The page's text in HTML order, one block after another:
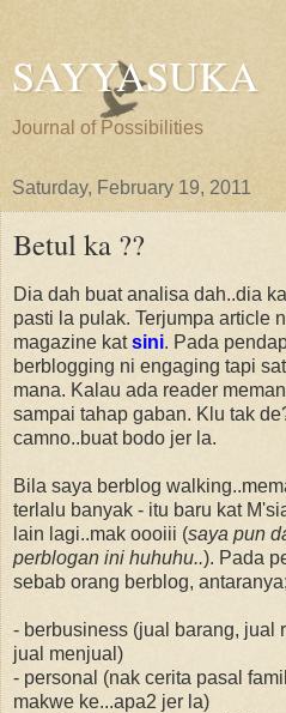
SAYYASUKA
Journal of Possibilities
Saturday, February 19, 2011
Betul ka ??
Dia dah buat analisa dah..dia
pasti la pulak. Terjumpa article
magazine katsini. Pada
berblogging ni engaging tapi
mana. Kalau ada reader
sampai tahap gaban. Klu tak
camno..buat bodo jer la.
Bila saya berblog
terlalu banyak - itu baru kat
lain lagi..mak oooiii (saya pun
perblogan ini huhuhu..). Pada
sebab orang berblog, antaranya;
- berbusiness (jual barang, jual
jual menjual)
- personal (nak cerita pasal
makwe ke...apa2 jer la)